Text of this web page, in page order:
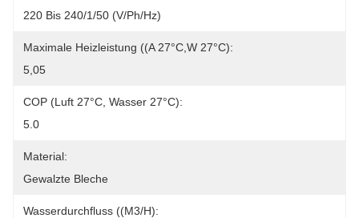
220 Bis 240/1/50 (V/Ph/Hz)
Maximale Heizleistung ((A 27°C,W 27°C):
5,05
COP (Luft 27°C, Wasser 27°C):
5.0
Material:
Gewalzte Bleche
Wasserdurchfluss ((m3/h):